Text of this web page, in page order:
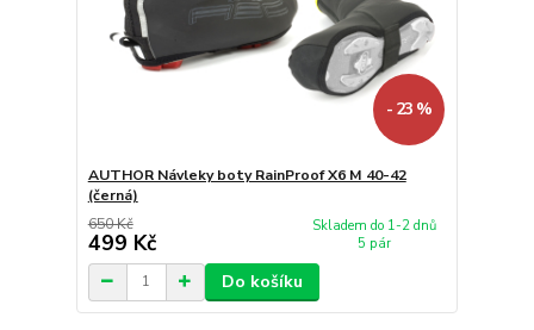
- 23 %
AUTHOR Návleky boty RainProof X6 M 40-42
(černá)
650 Kč
499 Kč
Skladem do 1-2 dnů
5 pár
Do košíku